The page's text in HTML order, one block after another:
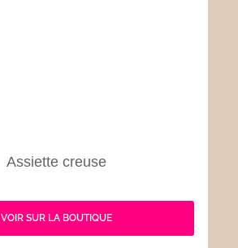
Assiette creuse
VOIR SUR LA BOUTIQUE